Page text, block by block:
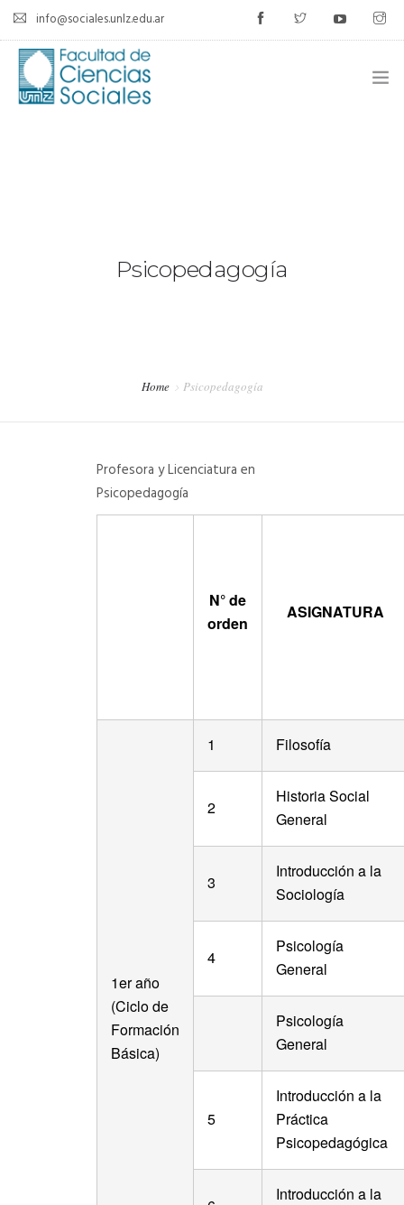
info@sociales.unlz.edu.ar
CALENDARIO ACADÉMICO
RADIO CONURBANA
Psicopedagogía
Home Psicopedagogía
Profesora y Licenciatura en
Psicopedagogía
N° de
orden
ASIGNATURA
1er año
(Ciclo de
Formación
Básica)
1 Filosofía
2
Historia Social
General
3
Introducción a la
Sociología
4
Psicología
General
Psicología
General
5
Introducción a la
Práctica
Psicopedagógica
Introducción a la